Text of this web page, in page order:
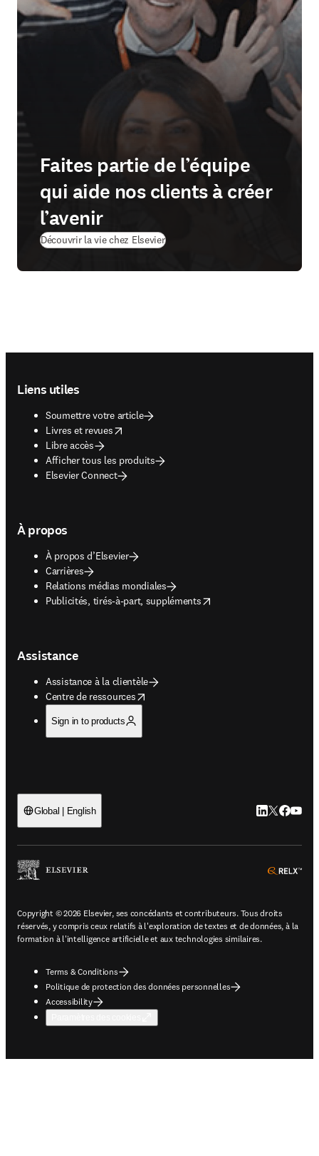
Faites partie de l’équipe
qui aide nos clients à créer
l’avenir
Découvrir la vie chez Elsevier
Liens utiles
Soumettre votre article
Livres et revues
opens in new tab/window
Libre accès
Afficher tous les produits
Elsevier Connect
À propos
À propos d’Elsevier
Carrières
Relations médias mondiales
Publicités, tirés-à-part, suppléments
opens in new tab/window
Assistance
Assistance à la clientèle
Centre de ressources
opens in new tab/window
Sign in to products
Global | English LinkedIn
Twitter
Copyright © 2026 Elsevier, ses concédants et contributeurs. Tous droits
réservés, y compris ceux relatifs à l'exploration de textes et de données, à la
formation à l'intelligence artificielle et aux technologies similaires.
Terms & Conditions
Politique de protection des données personnelles
Accessibility